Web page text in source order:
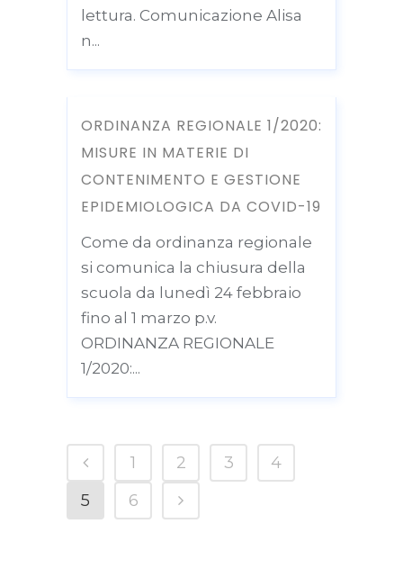
lettura. Comunicazione Alisa
n...
ORDINANZA REGIONALE 1/2020:
MISURE IN MATERIE DI
CONTENIMENTO E GESTIONE
EPIDEMIOLOGICA DA COVID-19
Come da ordinanza regionale
si comunica la chiusura della
scuola da lunedì 24 febbraio
fino al 1 marzo p.v.
ORDINANZA REGIONALE
1/2020:...
1 2 3
4
5
6